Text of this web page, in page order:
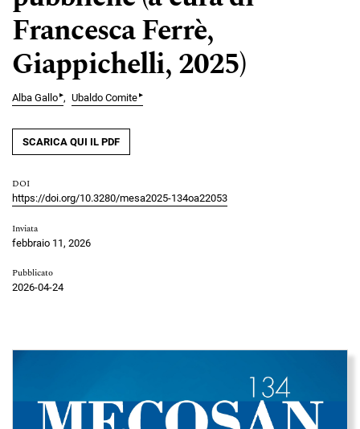
Francesca Ferrè,
Giappichelli, 2025)
Alba Gallo▸ Ubaldo Comite▸
SCARICA QUI IL PDF
DOI
https://doi.org/10.3280/mesa2025-134oa22053
Inviata
febbraio 11, 2026
Pubblicato
2026-04-24
Immagine di copertina